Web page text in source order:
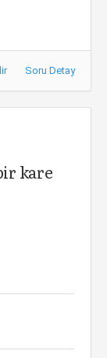
Soru Detay
kare